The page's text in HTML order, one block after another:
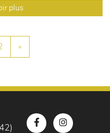
plus
»